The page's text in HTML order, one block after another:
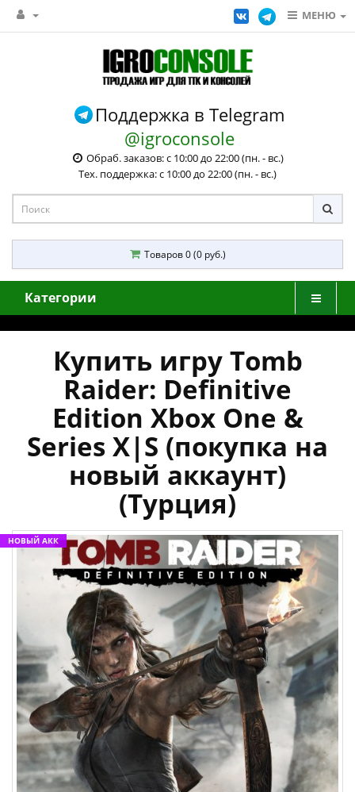
МЕНЮ
Поддержка в Telegram
@igroconsole
Обраб. заказов: с 10:00 до 22:00 (пн. - вс.)
Тех. поддержка: с 10:00 до 22:00 (пн. - вс.)
Товаров 0 (0 руб.)
Категории
Купить игру Tomb
Raider: Definitive
Edition Xbox One &
Series X|S (покупка на
новый аккаунт)
(Турция)
НОВЫЙ АКК